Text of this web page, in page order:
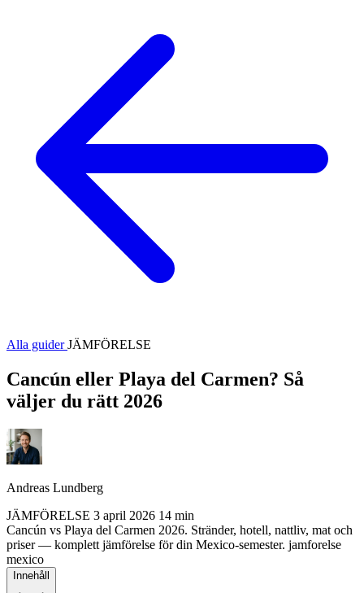
Alla guiderJÄMFÖRELSE
Cancún eller Playa del Carmen? Så
väljer du rätt 2026
Andreas Lundberg
JÄMFÖRELSE 3 april 2026 14 min
Cancún vs Playa del Carmen 2026. Stränder, hotell, nattliv, mat och
priser — komplett jämförelse för din Mexico-semester. jamforelse
mexico
Innehåll